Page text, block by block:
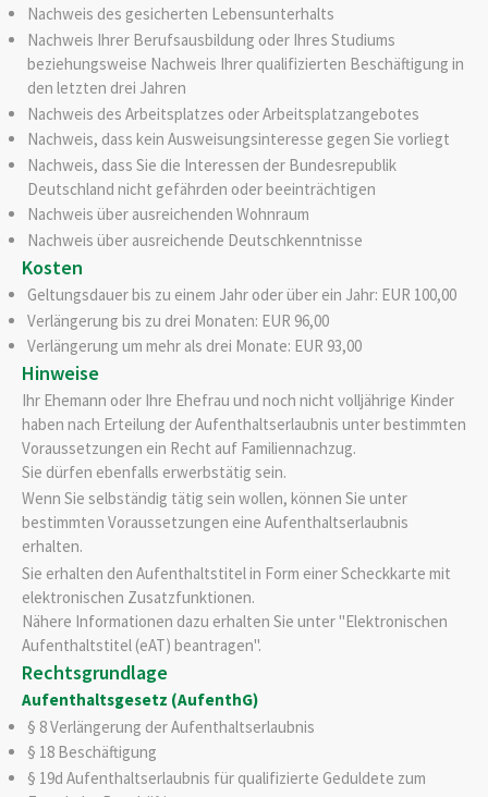
Nachweis des gesicherten Lebensunterhalts
Nachweis Ihrer Berufsausbildung oder Ihres Studiums
beziehungsweise Nachweis Ihrer qualifizierten Beschäftigung in
den letzten drei Jahren
Nachweis des Arbeitsplatzes oder Arbeitsplatzangebotes
Nachweis, dass kein Ausweisungsinteresse gegen Sie vorliegt
Nachweis, dass Sie die Interessen der Bundesrepublik
Deutschland nicht gefährden oder beeinträchtigen
Nachweis über ausreichenden Wohnraum
Nachweis über ausreichende Deutschkenntnisse
Kosten
Geltungsdauer bis zu einem Jahr oder über ein Jahr: EUR 100,00
Verlängerung bis zu drei Monaten: EUR 96,00
Verlängerung um mehr als drei Monate: EUR 93,00
Hinweise
Ihr Ehemann oder Ihre Ehefrau und noch nicht volljährige Kinder
haben nach Erteilung der Aufenthaltserlaubnis unter bestimmten
Voraussetzungen ein Recht auf Familiennachzug.
Sie dürfen ebenfalls erwerbstätig sein.
Wenn Sie selbständig tätig sein wollen, können Sie unter
bestimmten Voraussetzungen eine Aufenthaltserlaubnis
erhalten.
Sie erhalten den Aufenthaltstitel in Form einer Scheckkarte mit
elektronischen Zusatzfunktionen.
Nähere Informationen dazu erhalten Sie unter "Elektronischen
Aufenthaltstitel (eAT) beantragen".
Rechtsgrundlage
Aufenthaltsgesetz (AufenthG)
§ 8 Verlängerung der Aufenthaltserlaubnis
§ 18 Beschäftigung
§ 19d Aufenthaltserlaubnis für qualifizierte Geduldete zum